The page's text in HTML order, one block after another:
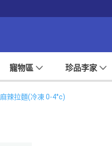
寵物區 珍品李家
麻辣拉麵(冷凍 0-4°c)